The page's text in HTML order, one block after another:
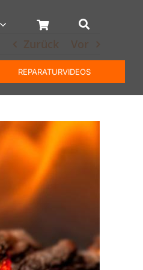
REPARATURVIDEOS
Zurück Vor